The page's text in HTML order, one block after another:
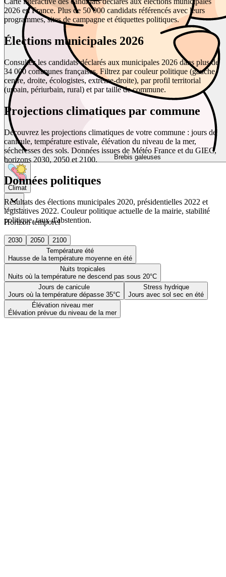
Brebis galeuses
Climat
Horizon temporel
2030 2050
2100
Température été
Hausse de la température moyenne en été
Nuits tropicales
Nuits où la température ne descend pas sous 20°C
Jours de canicule
Jours où la température dépasse 35°C
Stress hydrique
Jours avec sol sec en été
Élévation niveau mer
Élévation prévue du niveau de la mer
2026 en France. Plus de 50 000 candidats référencés avec leurs
programmes, sites de campagne et étiquettes politiques.
Élections municipales 2026
Consultez les candidats déclarés aux municipales 2026 dans plus de
34 000 communes françaises. Filtrez par couleur politique (gauche,
centre, droite, écologistes, extrême-droite), par profil territorial
(urbain, périurbain, rural) et par taille de commune.
Projections climatiques par commune
Découvrez les projections climatiques de votre commune : jours de
canicule, température estivale, élévation du niveau de la mer,
sécheresses des sols. Données issues de Météo France et du GIEC,
horizons 2030, 2050 et 2100.
Données politiques
Résultats des élections municipales 2020, présidentielles 2022 et
législatives 2022. Couleur politique actuelle de la mairie, stabilité
politique, taux d'abstention.